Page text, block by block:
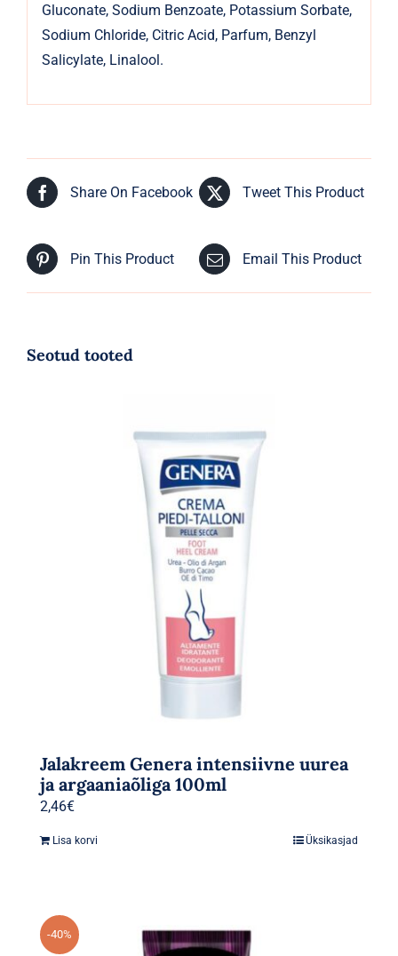
Gluconate, Sodium Benzoate, Potassium Sorbate,
Sodium Chloride, Citric Acid, Parfum, Benzyl
Salicylate, Linalool.
Share On Facebook Tweet This Product
Pin This Product Email This Product
Seotud tooted
Jalakreem Genera intensiivne uurea
ja argaaniaõliga 100ml
2,46€
Lisa korvi Üksikasjad
-40%